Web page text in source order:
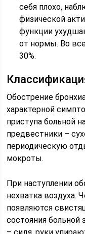
себя плохо,
физической
функции
от нормы. Во
30%.
Обострение
характерной
приступа больной
предвестники –
периодическую
мокроты.
При наступлении
нехватка воздуха.
появляются
состояния